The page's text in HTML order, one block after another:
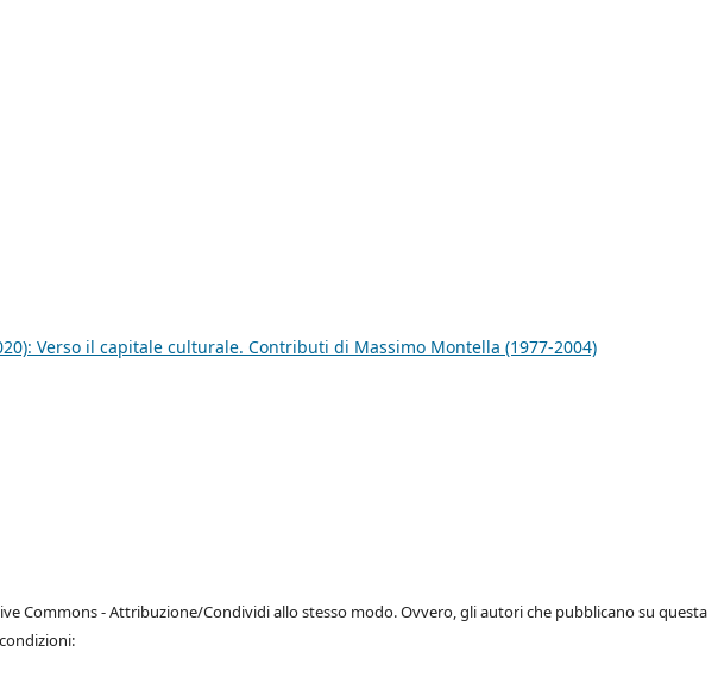
Verso il capitale culturale. Contributi di Massimo Montella (1977-2004)
Commons - Attribuzione/Condividi allo stesso modo. Ovvero, gli autori che pubblicano su questa